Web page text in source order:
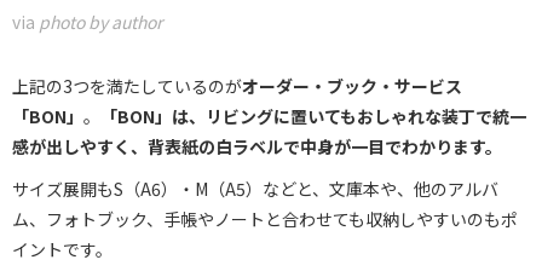
via photo by author
上記の3つを満たしているのがオーダー・ブック・サービス
「BON」 。 「BON」は、リビングに置いてもおしゃれな装丁で統一
感が出しやすく、背表紙の白ラベルで中身が一目でわかります。
サイズ展開もS（A6）・M（A5）などと、文庫本や、他のアルバ
ム、フォトブック、手帳やノートと合わせても収納しやすいのもポ
イントです。